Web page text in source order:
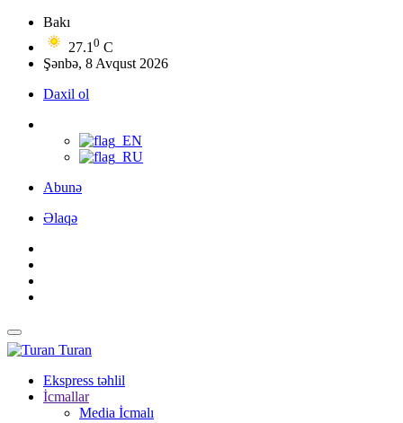
Bakı
27.1 0 C
Şənbə, 8 Avqust 2026
Daxil ol
Abunə
Əlaqə
Turan
Ekspress təhlil
İcmallar
Media İcmalı